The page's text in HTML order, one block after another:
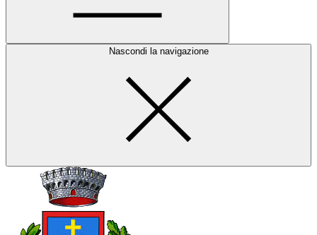
Nascondi la navigazione